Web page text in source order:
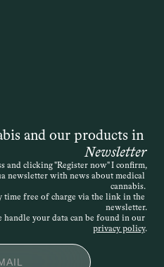
– entscheidend
medizinisch
wird. Die
daher sehr individuell
Antrag abgelehnt,
des
Newsletter
and clicking "Register now" I confirm,
newsletter with news about medical
cannabis.
time free of charge via the link in the
newsletter.
privacy policy.